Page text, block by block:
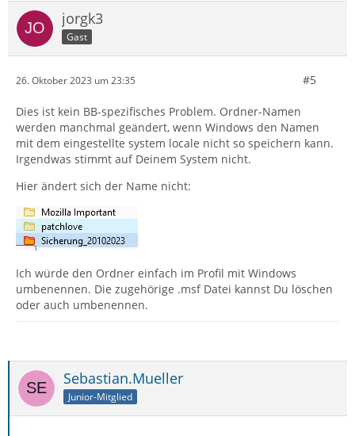
jorgk3
Gast
26. Oktober 2023 um 23:35 #5
Dies ist kein BB-spezifisches Problem. Ordner-Namen
werden manchmal geändert, wenn Windows den Namen
mit dem eingestellte system locale nicht so speichern kann.
Irgendwas stimmt auf Deinem System nicht.
Hier ändert sich der Name nicht:
Ich würde den Ordner einfach im Profil mit Windows
umbenennen. Die zugehörige .msf Datei kannst Du löschen
oder auch umbenennen.
Sebastian.Mueller
Junior-Mitglied